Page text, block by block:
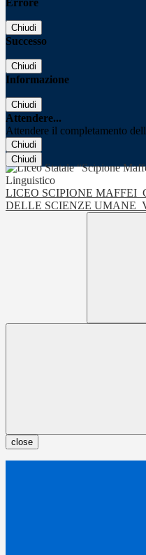
Errore
Chiudi
Successo
Chiudi
Informazione
Chiudi
Attendere...
Attendere il completamento
Chiudi
Chiudi
LICEO SCIPIONE MAFFEI
DELLE SCIENZE UMANE
close